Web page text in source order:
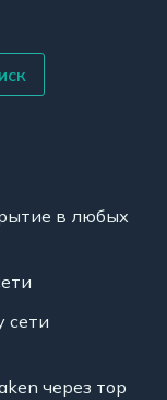
в любых
сети
через тор